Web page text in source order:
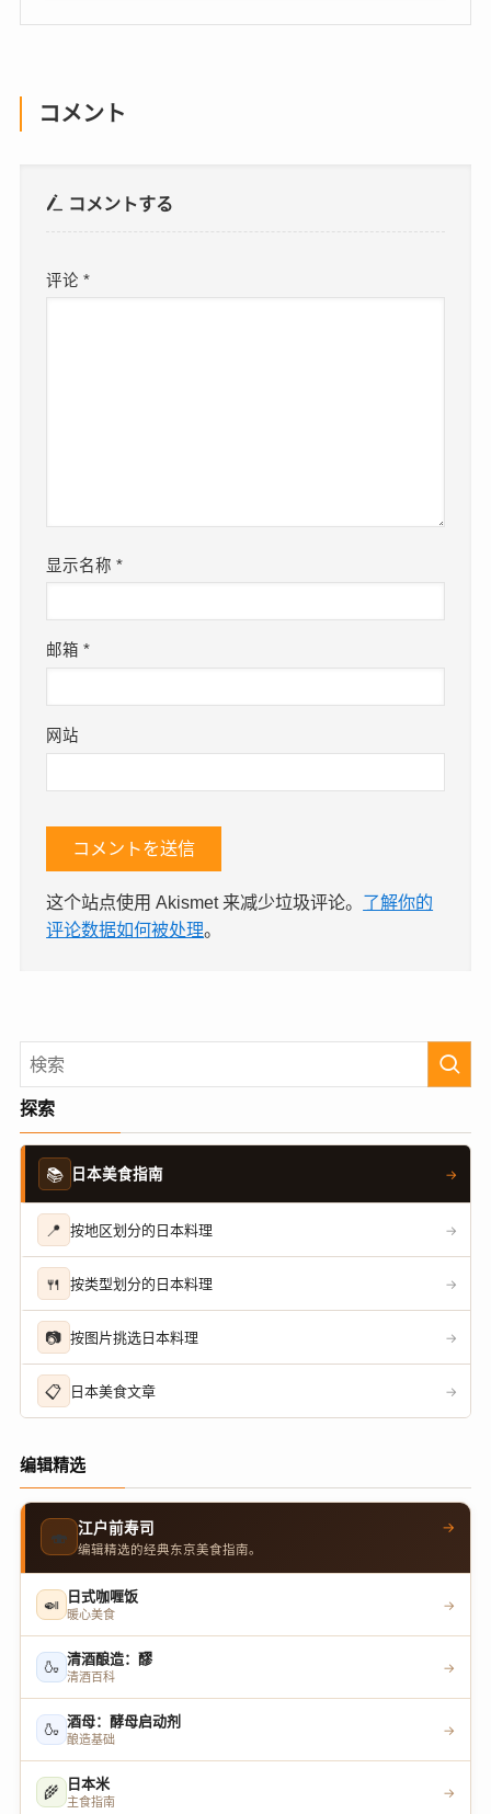
コメント
コメントする
评论*
显示名称*
邮箱*
网站
这个站点使用 Akismet 来减少垃圾评论。 了解你的
评论数据如何被处理。
探索
📚 日本美食指南 →
📍 按地区划分的日本料理 →
🍴 按类型划分的日本料理 →
📷 按图片挑选日本料理 →
📋 日本美食文章 →
编辑精选
🍣 江户前寿司
编辑精选的经典东京美食指南。
→
🍛 日式咖喱饭
暖心美食
→
🍶 清酒酿造：醪
清酒百科
→
🍶 酒母：酵母启动剂
酿造基础
→
🌾 日本米
主食指南
→